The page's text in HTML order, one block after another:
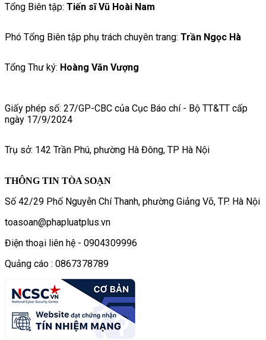
Tổng Biên tập: Tiến sĩ Vũ Hoài Nam
Phó Tổng Biên tập phụ trách chuyên trang: Trần Ngọc Hà
Tổng Thư ký: Hoàng Văn Vượng
Giấy phép số: 27/GP-CBC của Cục Báo chí - Bộ TT&TT cấp
ngày 17/9/2024
Trụ sở: 142 Trần Phú, phường Hà Đông, TP Hà Nội
THÔNG TIN TÒA SOẠN
Số 42/29 Phố Nguyễn Chí Thanh, phường Giảng Võ, TP. Hà Nội
toasoan@phapluatplus.vn
Điện thoại liên hệ - 0904309996
Quảng cáo : 0867378789